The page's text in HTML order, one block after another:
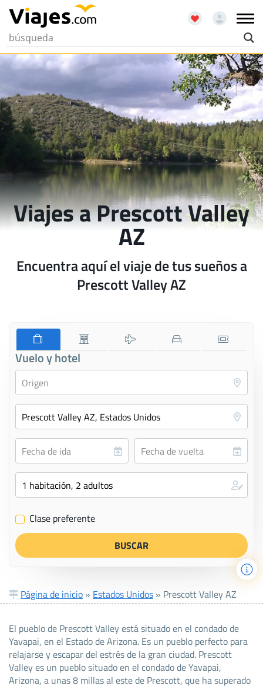
Viajes a Prescott Valley
AZ
Encuentra aquí el viaje de tus sueños a
Prescott Valley AZ
Vuelo y hotel
✔ Clase preferente
Página de inicio » Estados Unidos » Prescott Valley AZ
El pueblo de Prescott Valley está situado en el condado de
Yavapai, en el Estado de Arizona. Es un pueblo perfecto para
relajarse y escapar del estrés de la gran ciudad. Prescott
Valley es un pueblo situado en el condado de Yavapai,
Arizona, a unas 8 millas al este de Prescott, que ha superado